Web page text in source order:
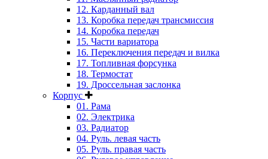
12. Карданный вал
13. Коробка передач трансмиссия
14. Коробка передач
15. Части вариатора
16. Переключения передач и вилка
17. Топливная форсунка
18. Термостат
19. Дроссельная заслонка
Корпус
01. Рама
02. Электрика
03. Радиатор
04. Руль. левая часть
05. Руль. правая часть